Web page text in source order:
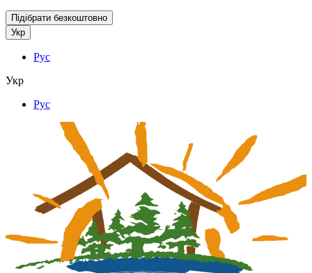
Підібрати безкоштовно
Укр
Рус
Укр
Рус